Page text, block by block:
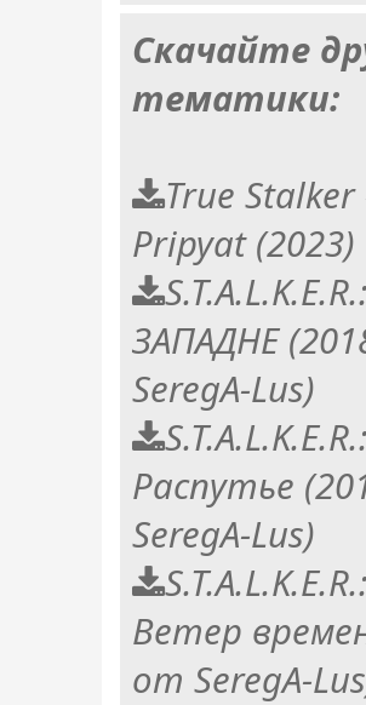
Скачайте
тематики:
True Stalker
Pripyat
ЗАПАДНЕ
SeregA-Lus)
Распутье
SeregA-Lus)
Ветер
от SeregA-